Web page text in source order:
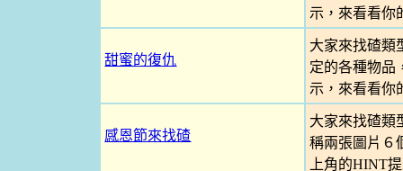
示，來看看你
甜蜜的復仇
大家來找碴類
定的各種物品
示，來看看你
感恩節來找碴
大家來找碴類
稱兩張圖片６
上角的HINT